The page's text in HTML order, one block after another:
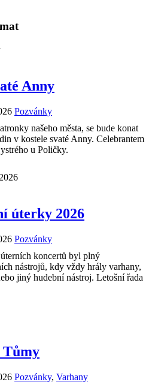
Anny
Pozvánky
našeho města, se bude konat
v kostele svaté Anny. Celebrantem
u Poličky.
úterky 2026
Pozvánky
koncertů byl plný
nástrojů, kdy vždy hrály varhany,
jiný hudební nástroj. Letošní řada
Tůmy
Pozvánky, Varhany